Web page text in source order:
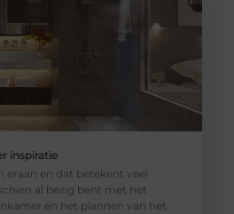
inspiratie
eraan en dat betekent veel
al bezig bent met het
en het plannen van het